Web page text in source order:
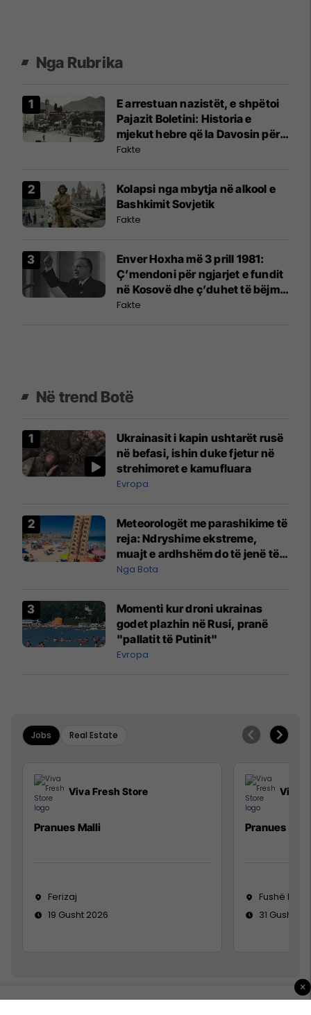
Nga Rubrika
E arrestuan nazistët, e shpëtoi
Pajazit Boletini: Historia e
mjekut hebre që la Davosin për
Shqipërinë
Fakte
Kolapsi nga mbytja në alkool e
Bashkimit Sovjetik
Fakte
Enver Hoxha më 3 prill 1981:
Ç’mendoni për ngjarjet e fundit
në Kosovë dhe ç’duhet të bëjmë
ne?
Fakte
Në trend Botë
Ukrainasit i kapin ushtarët rusë
në befasi, ishin duke fjetur në
strehimoret e kamufluara
Evropa
Meteorologët me parashikime të
reja: Ndryshime ekstreme,
muajt e ardhshëm do të jenë të
pazakontë
Nga Bota
Momenti kur droni ukrainas
godet plazhin në Rusi, pranë
"pallatit të Putinit"
Evropa
Jobs Real Estate
Viva Fresh Store
Pranues Malli
Ferizaj
19 Gusht 2026
Viva
Pranues
Fushë
31 Gusht
×